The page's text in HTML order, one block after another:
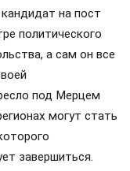
на пост
политического
а сам он все
под Мерцем
могут стать
завершиться.